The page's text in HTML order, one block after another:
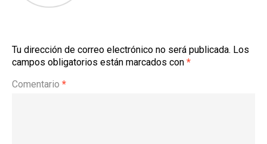
Tu dirección de correo electrónico no será publicada. Los
campos obligatorios están marcados con *
Comentario *